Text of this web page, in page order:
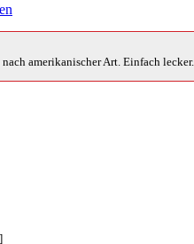
amerikanischer Art. Einfach lecker.